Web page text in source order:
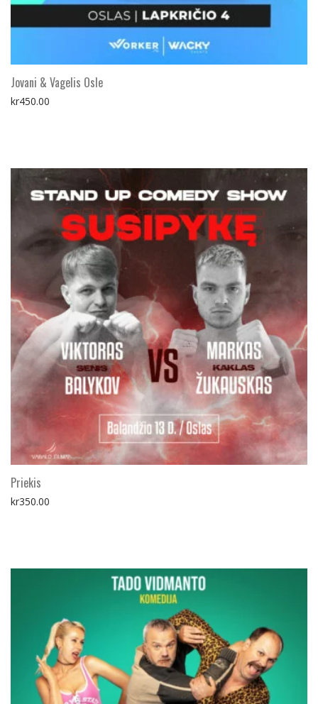
Jovani & Vagelis Osle
kr450.00
Priekis
kr350.00